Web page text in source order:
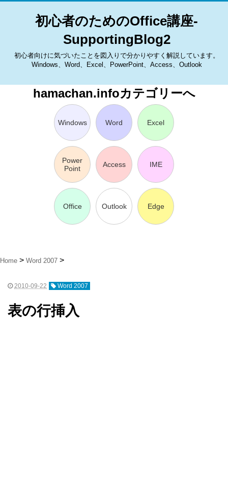
初心者のためのOffice講座-
SupportingBlog2
初心者向けに気づいたことを図入りで分かりやすく解説しています。
Windows、Word、Excel、PowerPoint、Access、Outlook
hamachan.infoカテゴリーへ
Windows Word Excel
Power
Point
Access IME
Office Outlook Edge
Home Word 2007
2010-09-22 Word 2007
表の行挿入